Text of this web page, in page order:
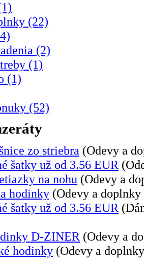
(22)
(2)
(1)
(1)
(52)
zo striebra (Odevy a
šatky už od 3.56 EUR
na nohu (Odevy a
hodinky (Odevy a
šatky už od 3.56 EUR
D-ZINER (Odevy a
hodinky (Odevy a